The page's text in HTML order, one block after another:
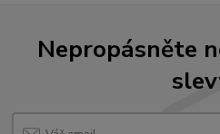
Nepropásněte